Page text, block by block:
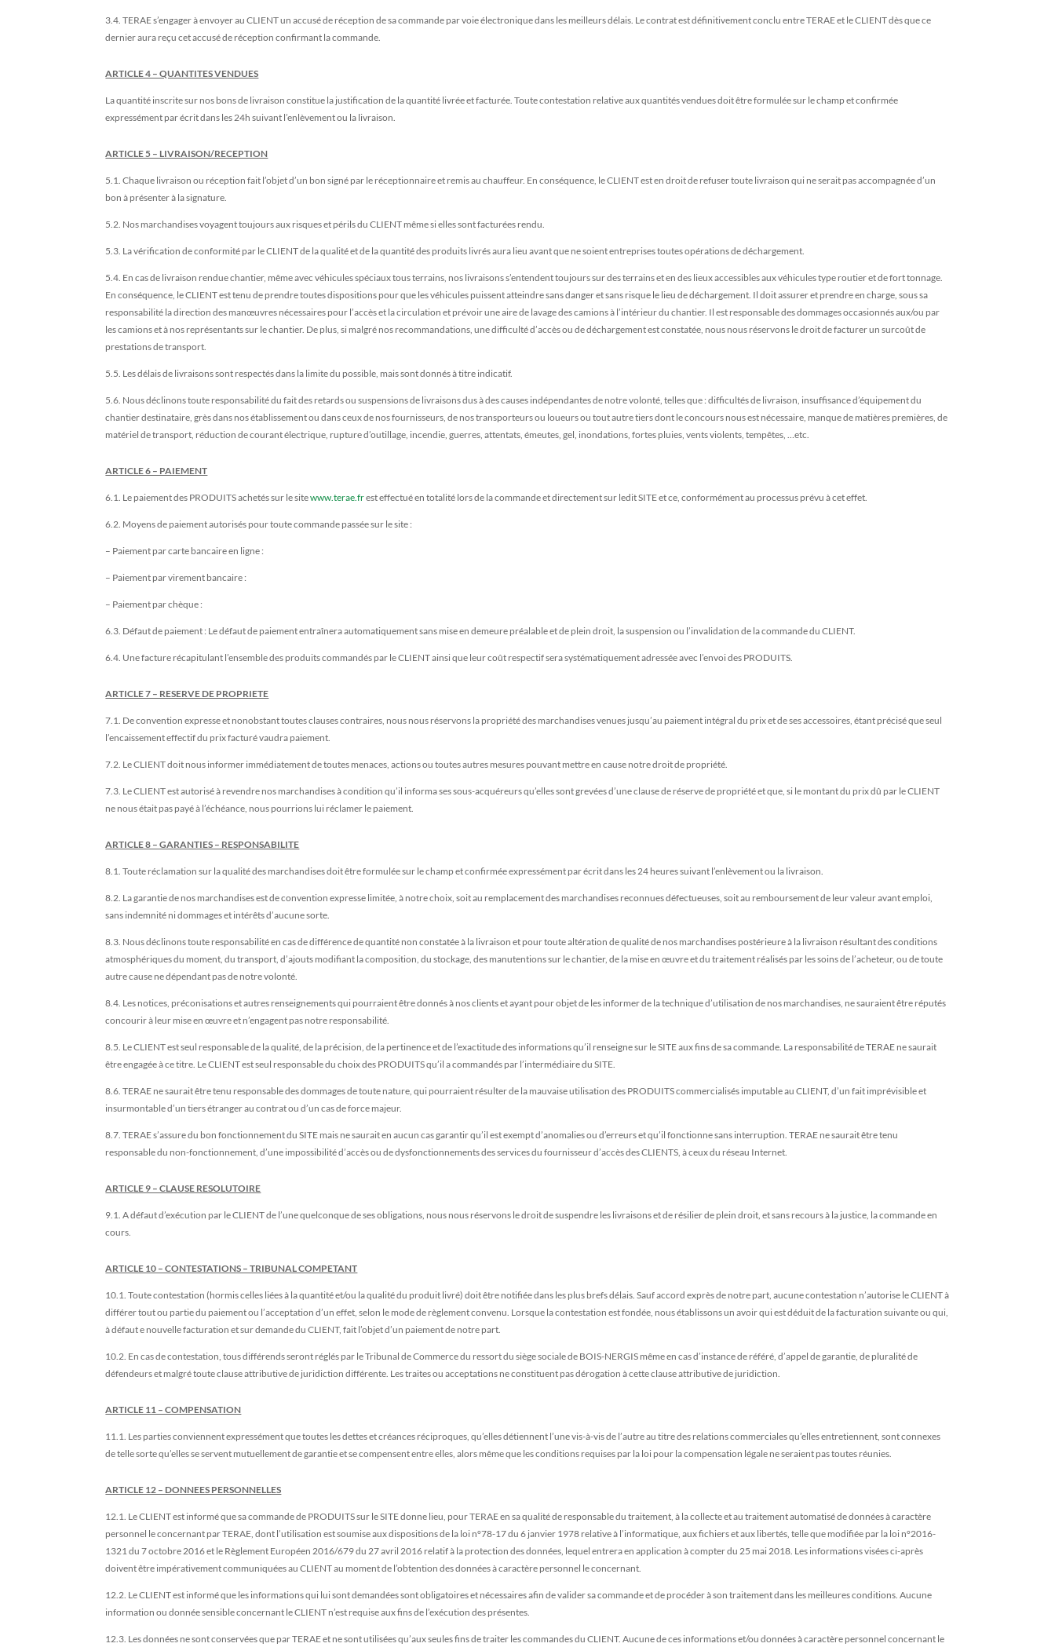
3.4. TERAE s’engager à envoyer au CLIENT un accusé de réception de sa commande par voie électronique dans les meilleurs délais. Le contrat est définitivement conclu entre TERAE et le CLIENT dès que ce
dernier aura reçu cet accusé de réception confirmant la commande.
ARTICLE 4 – QUANTITES VENDUES
La quantité inscrite sur nos bons de livraison constitue la justification de la quantité livrée et facturée. Toute contestation relative aux quantités vendues doit être formulée sur le champ et confirmée
expressément par écrit dans les 24h suivant l’enlèvement ou la livraison.
ARTICLE 5 – LIVRAISON/RECEPTION
5.1. Chaque livraison ou réception fait l’objet d’un bon signé par le réceptionnaire et remis au chauffeur. En conséquence, le CLIENT est en droit de refuser toute livraison qui ne serait pas accompagnée d’un
bon à présenter à la signature.
5.2. Nos marchandises voyagent toujours aux risques et périls du CLIENT même si elles sont facturées rendu.
5.3. La vérification de conformité par le CLIENT de la qualité et de la quantité des produits livrés aura lieu avant que ne soient entreprises toutes opérations de déchargement.
5.4. En cas de livraison rendue chantier, même avec véhicules spéciaux tous terrains, nos livraisons s’entendent toujours sur des terrains et en des lieux accessibles aux véhicules type routier et de fort tonnage.
En conséquence, le CLIENT est tenu de prendre toutes dispositions pour que les véhicules puissent atteindre sans danger et sans risque le lieu de déchargement. Il doit assurer et prendre en charge, sous sa
responsabilité la direction des manœuvres nécessaires pour l’accès et la circulation et prévoir une aire de lavage des camions à l’intérieur du chantier. Il est responsable des dommages occasionnés aux/ou par
les camions et à nos représentants sur le chantier. De plus, si malgré nos recommandations, une difficulté d’accès ou de déchargement est constatée, nous nous réservons le droit de facturer un surcoût de
prestations de transport.
5.5. Les délais de livraisons sont respectés dans la limite du possible, mais sont donnés à titre indicatif.
5.6. Nous déclinons toute responsabilité du fait des retards ou suspensions de livraisons dus à des causes indépendantes de notre volonté, telles que : difficultés de livraison, insuffisance d’équipement du
chantier destinataire, grès dans nos établissement ou dans ceux de nos fournisseurs, de nos transporteurs ou loueurs ou tout autre tiers dont le concours nous est nécessaire, manque de matières premières, de
matériel de transport, réduction de courant électrique, rupture d’outillage, incendie, guerres, attentats, émeutes, gel, inondations, fortes pluies, vents violents, tempêtes, …etc.
ARTICLE 6 – PAIEMENT
6.1. Le paiement des PRODUITS achetés sur le sitewww.terae.frest effectué en totalité lors de la commande et directement sur ledit SITE et ce, conformément au processus prévu à cet effet.
6.2. Moyens de paiement autorisés pour toute commande passée sur le site :
– Paiement par carte bancaire en ligne :
– Paiement par virement bancaire :
– Paiement par chèque :
6.3. Défaut de paiement : Le défaut de paiement entraînera automatiquement sans mise en demeure préalable et de plein droit, la suspension ou l’invalidation de la commande du CLIENT.
6.4. Une facture récapitulant l’ensemble des produits commandés par le CLIENT ainsi que leur coût respectif sera systématiquement adressée avec l’envoi des PRODUITS.
ARTICLE 7 – RESERVE DE PROPRIETE
7.1. De convention expresse et nonobstant toutes clauses contraires, nous nous réservons la propriété des marchandises venues jusqu’au paiement intégral du prix et de ses accessoires, étant précisé que seul
l’encaissement effectif du prix facturé vaudra paiement.
7.2. Le CLIENT doit nous informer immédiatement de toutes menaces, actions ou toutes autres mesures pouvant mettre en cause notre droit de propriété.
7.3. Le CLIENT est autorisé à revendre nos marchandises à condition qu’il informa ses sous-acquéreurs qu’elles sont grevées d’une clause de réserve de propriété et que, si le montant du prix dû par le CLIENT
ne nous était pas payé à l’échéance, nous pourrions lui réclamer le paiement.
ARTICLE 8 – GARANTIES – RESPONSABILITE
8.1. Toute réclamation sur la qualité des marchandises doit être formulée sur le champ et confirmée expressément par écrit dans les 24 heures suivant l’enlèvement ou la livraison.
8.2. La garantie de nos marchandises est de convention expresse limitée, à notre choix, soit au remplacement des marchandises reconnues défectueuses, soit au remboursement de leur valeur avant emploi,
sans indemnité ni dommages et intérêts d’aucune sorte.
8.3. Nous déclinons toute responsabilité en cas de différence de quantité non constatée à la livraison et pour toute altération de qualité de nos marchandises postérieure à la livraison résultant des conditions
atmosphériques du moment, du transport, d’ajouts modifiant la composition, du stockage, des manutentions sur le chantier, de la mise en œuvre et du traitement réalisés par les soins de l’acheteur, ou de toute
autre cause ne dépendant pas de notre volonté.
8.4. Les notices, préconisations et autres renseignements qui pourraient être donnés à nos clients et ayant pour objet de les informer de la technique d’utilisation de nos marchandises, ne sauraient être réputés
concourir à leur mise en œuvre et n’engagent pas notre responsabilité.
8.5. Le CLIENT est seul responsable de la qualité, de la précision, de la pertinence et de l’exactitude des informations qu’il renseigne sur le SITE aux fins de sa commande. La responsabilité de TERAE ne saurait
être engagée à ce titre. Le CLIENT est seul responsable du choix des PRODUITS qu’il a commandés par l’intermédiaire du SITE.
8.6. TERAE ne saurait être tenu responsable des dommages de toute nature, qui pourraient résulter de la mauvaise utilisation des PRODUITS commercialisés imputable au CLIENT, d’un fait imprévisible et
insurmontable d’un tiers étranger au contrat ou d’un cas de force majeur.
8.7. TERAE s’assure du bon fonctionnement du SITE mais ne saurait en aucun cas garantir qu’il est exempt d’anomalies ou d’erreurs et qu’il fonctionne sans interruption. TERAE ne saurait être tenu
responsable du non-fonctionnement, d’une impossibilité d’accès ou de dysfonctionnements des services du fournisseur d’accès des CLIENTS, à ceux du réseau Internet.
ARTICLE 9 – CLAUSE RESOLUTOIRE
9.1. A défaut d’exécution par le CLIENT de l’une quelconque de ses obligations, nous nous réservons le droit de suspendre les livraisons et de résilier de plein droit, et sans recours à la justice, la commande en
cours.
ARTICLE 10 – CONTESTATIONS – TRIBUNAL COMPETANT
10.1. Toute contestation (hormis celles liées à la quantité et/ou la qualité du produit livré) doit être notifiée dans les plus brefs délais. Sauf accord exprès de notre part, aucune contestation n’autorise le CLIENT à
différer tout ou partie du paiement ou l’acceptation d’un effet, selon le mode de règlement convenu. Lorsque la contestation est fondée, nous établissons un avoir qui est déduit de la facturation suivante ou qui,
à défaut e nouvelle facturation et sur demande du CLIENT, fait l’objet d’un paiement de notre part.
10.2. En cas de contestation, tous différends seront réglés par le Tribunal de Commerce du ressort du siège sociale de BOIS-NERGIS même en cas d’instance de référé, d’appel de garantie, de pluralité de
défendeurs et malgré toute clause attributive de juridiction différente. Les traites ou acceptations ne constituent pas dérogation à cette clause attributive de juridiction.
ARTICLE 11 – COMPENSATION
11.1. Les parties conviennent expressément que toutes les dettes et créances réciproques, qu’elles détiennent l’une vis-à-vis de l’autre au titre des relations commerciales qu’elles entretiennent, sont connexes
de telle sorte qu’elles se servent mutuellement de garantie et se compensent entre elles, alors même que les conditions requises par la loi pour la compensation légale ne seraient pas toutes réunies.
ARTICLE 12 – DONNEES PERSONNELLES
12.1. Le CLIENT est informé que sa commande de PRODUITS sur le SITE donne lieu, pour TERAE en sa qualité de responsable du traitement, à la collecte et au traitement automatisé de données à caractère
personnel le concernant par TERAE, dont l’utilisation est soumise aux dispositions de la loi n°78-17 du 6 janvier 1978 relative à l’informatique, aux fichiers et aux libertés, telle que modifiée par la loi n°2016-
1321 du 7 octobre 2016 et le Règlement Européen 2016/679 du 27 avril 2016 relatif à la protection des données, lequel entrera en application à compter du 25 mai 2018. Les informations visées ci-après
doivent être impérativement communiquées au CLIENT au moment de l’obtention des données à caractère personnel le concernant.
12.2. Le CLIENT est informé que les informations qui lui sont demandées sont obligatoires et nécessaires afin de valider sa commande et de procéder à son traitement dans les meilleures conditions. Aucune
information ou donnée sensible concernant le CLIENT n’est requise aux fins de l’exécution des présentes.
12.3. Les données ne sont conservées que par TERAE et ne sont utilisées qu’aux seules fins de traiter les commandes du CLIENT. Aucune de ces informations et/ou données à caractère personnel concernant le